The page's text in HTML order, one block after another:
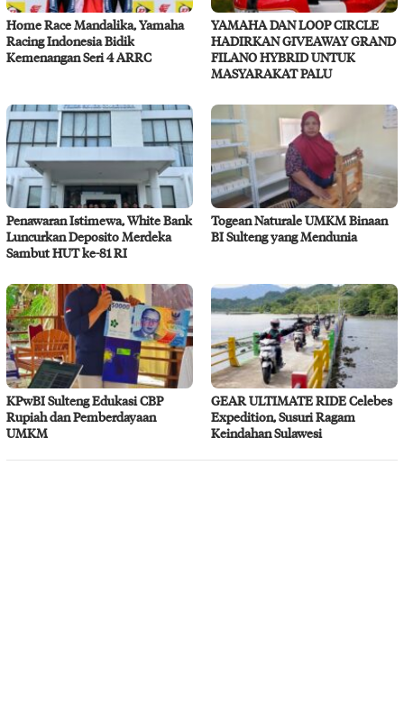
Home Race Mandalika, Yamaha
Racing Indonesia Bidik
Kemenangan Seri 4 ARRC
YAMAHA DAN LOOP CIRCLE
HADIRKAN GIVEAWAY GRAND
FILANO HYBRID UNTUK
MASYARAKAT PALU
Penawaran Istimewa, White Bank
Luncurkan Deposito Merdeka
Sambut HUT ke-81 RI
Togean Naturale UMKM Binaan
BI Sulteng yang Mendunia
KPwBI Sulteng Edukasi CBP
Rupiah dan Pemberdayaan
UMKM
GEAR ULTIMATE RIDE Celebes
Expedition, Susuri Ragam
Keindahan Sulawesi